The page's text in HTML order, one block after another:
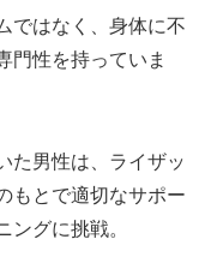
ではなく、身体に不
門性を持っていま
た男性は、ライザッ
もとで適切なサポー
ングに挑戦。